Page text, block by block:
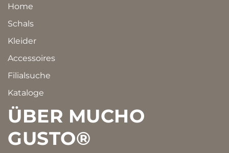
Home
Schals
Kleider
Accessoires
Filialsuche
Kataloge
ÜBER MUCHO
GUSTO®